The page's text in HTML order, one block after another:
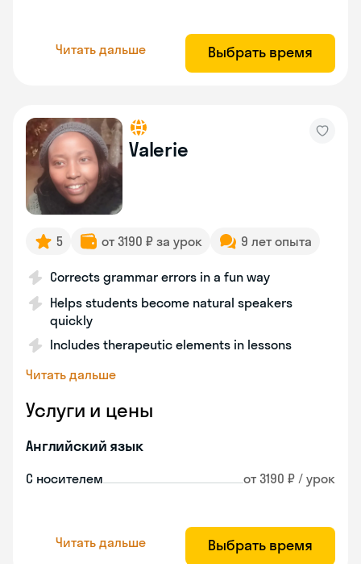
Читать дальше Выбрать время
Valerie
5 от 3190 ₽ за урок 9 лет опыта
Corrects grammar errors in a fun way
Helps students become natural speakers
quickly
Includes therapeutic elements in lessons
Читать дальше
Услуги и цены
Английский язык
С носителем от 3190 ₽ / урок
Читать дальше Выбрать время